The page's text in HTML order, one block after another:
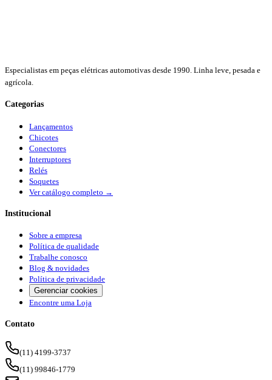
Especialistas em peças elétricas automotivas desde 1990. Linha leve, pesada e
agrícola.
Categorias
Lançamentos
Chicotes
Conectores
Interruptores
Relés
Soquetes
Ver catálogo completo →
Institucional
Sobre a empresa
Política de qualidade
Trabalhe conosco
Blog & novidades
Política de privacidade
Gerenciar cookies
Encontre uma Loja
Contato
(11) 4199-3737
(11) 99846-1779